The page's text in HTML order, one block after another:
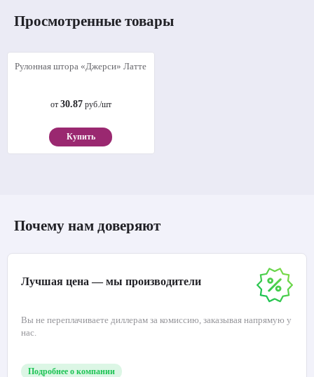
Просмотренные товары
Рулонная штора «Джерси» Латте
от 30.87руб./шт
Купить
Почему нам доверяют
Лучшая цена — мы производители
Вы не переплачиваете диллерам за комиссию, заказывая напрямую у
нас.
Подробнее о компании